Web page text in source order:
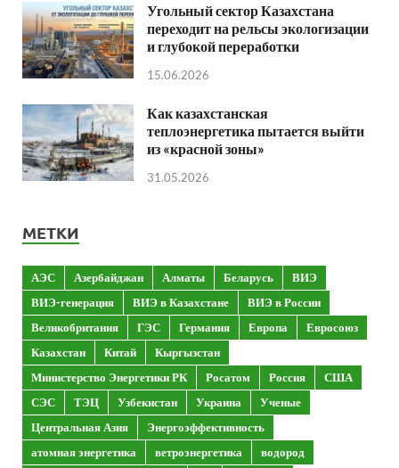
Угольный сектор Казахстана
переходит на рельсы экологизации
и глубокой переработки
15.06.2026
Как казахстанская
теплоэнергетика пытается выйти
из «красной зоны»
31.05.2026
МЕТКИ
АЭС Азербайджан Алматы Беларусь
ВИЭ
ВИЭ-генерация
ВИЭ в Казахстане
ВИЭ в России
Великобритания
ГЭС Германия Европа
Евросоюз
Казахстан
Китай
Кыргызстан
Министерство Энергетики РК
Росатом Россия
США
СЭС
ТЭЦ Узбекистан Украина
Ученые
Центральная Азия
Энергоэффективность
атомная энергетика
ветроэнергетика
водород